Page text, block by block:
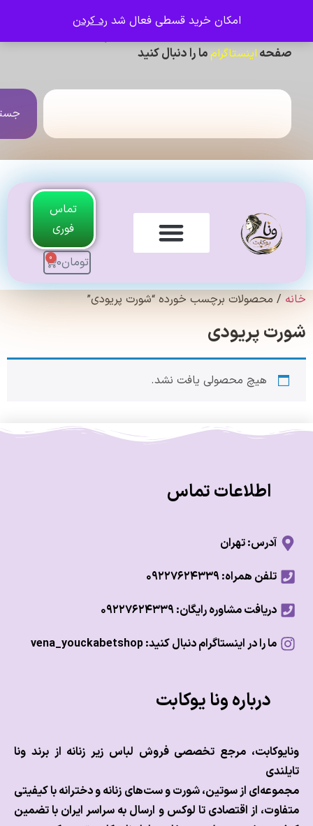
امکان خرید قسطی فعال شدرد کردن
اینستاگرامما را دنبال کنید
جستجو
تماس
فوری
0
برچسب خورده “شورت پریودی”
پریودی
هیچ محصولی یافت نشد.
اطلاعات تماس
آدرس: تهران
تلفن همراه: ۰۹۲۲۷۶۲۴۳۳۹
دریافت مشاوره رایگان: ۰۹۲۲۷۶۲۴۳۳۹
ما را در اینستاگرام دنبال کنید: vena_youckabetshop
درباره ونا یوکابت
مرجع تخصصی فروش لباس زیر زنانه از برند ونا
از سوتین، شورت و ست‌های زنانه و دخترانه با کیفیتی
از اقتصادی تا لوکس وارسال به سراسر ایران با تضمین